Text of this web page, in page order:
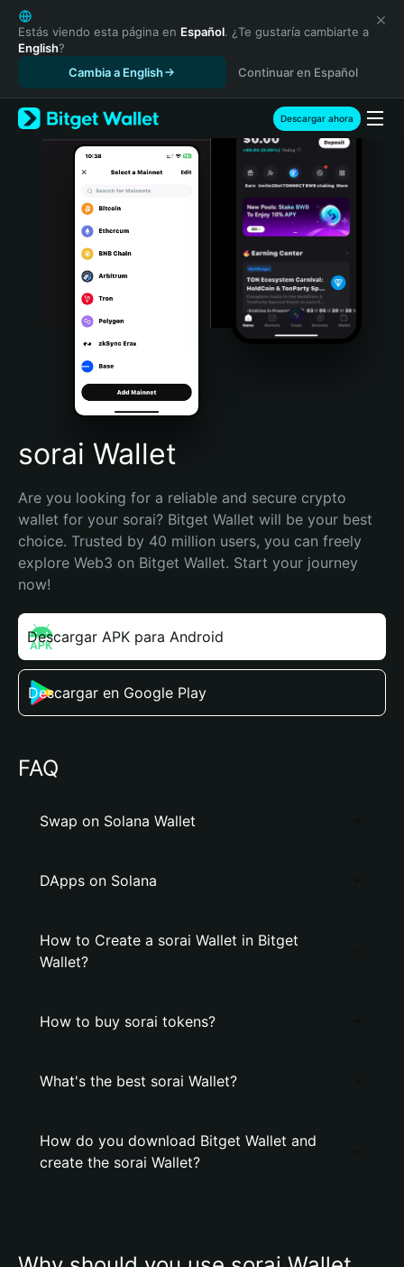
English
日本語
Tiếng Việt
Español (Latinoamérica)
Türkçe
Italiano
Português (Portugal)
Bahasa Indonesia
Português (Brasil)
Español (Argentina)
Estás viendo esta página en Español. ¿Te gustaría cambiarte a
English?
Cambia a English
Continuar en Español
Descargar ahora
sorai Wallet
Are you looking for a reliable and secure crypto
wallet for your sorai? Bitget Wallet will be your best
choice. Trusted by 40 million users, you can freely
explore Web3 on Bitget Wallet. Start your journey
now!
Descargar APK para Android
Descargar en Google Play
FAQ
Swap on Solana Wallet
DApps on Solana
How to Create a sorai Wallet in Bitget
Wallet?
How to buy sorai tokens?
What's the best sorai Wallet?
How do you download Bitget Wallet and
create the sorai Wallet?